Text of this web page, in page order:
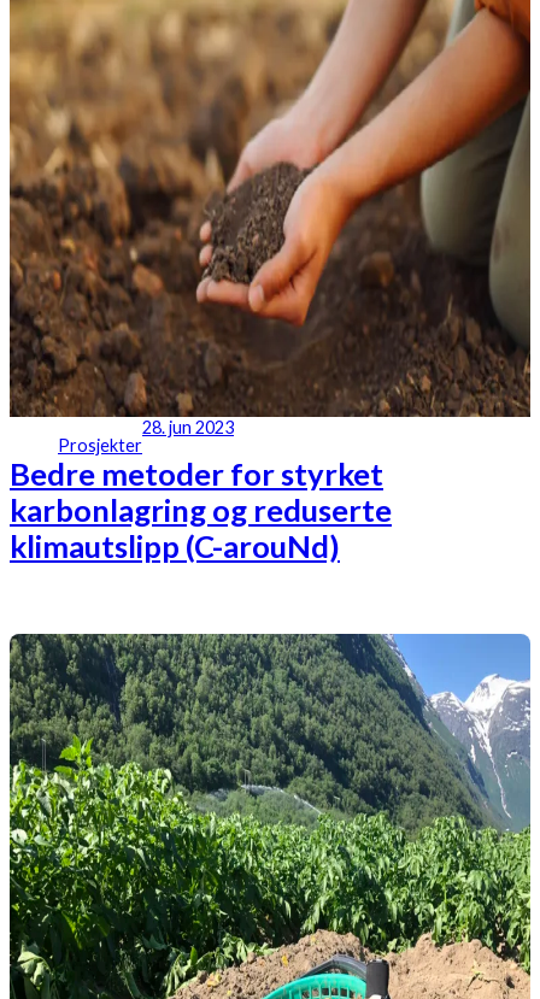
Prosjekter
28. jun 2023
Bedre metoder for styrket
karbonlagring og reduserte
klimautslipp (C-arouNd)